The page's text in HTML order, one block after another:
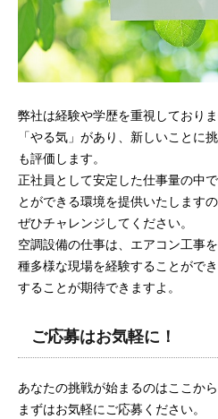
弊社は経験や学歴を重視しておりま
「やる気」があり、新しいことに
も評価します。
正社員として安定した仕事量の中
とができる環境を提供いたします
ぜひチャレンジしてください。
空調設備の仕事は、エアコン工事
種多様な現場を経験することがで
することが期待できますよ。
ご応募はお気軽に！
あなたの挑戦が始まるのはここから
まずはお気軽にご応募ください。